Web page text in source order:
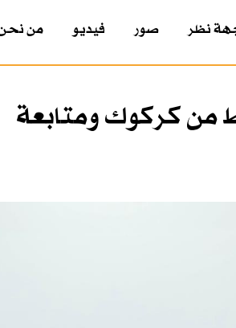
نظر صور فيديو من
من كركوك ومتابعة